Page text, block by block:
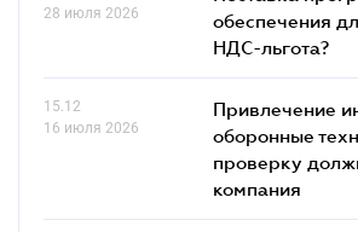
28 июля 2026
обеспечения
НДС-льгота?
15.12
16 июля 2026
Привлечение
оборонные
проверку
компания